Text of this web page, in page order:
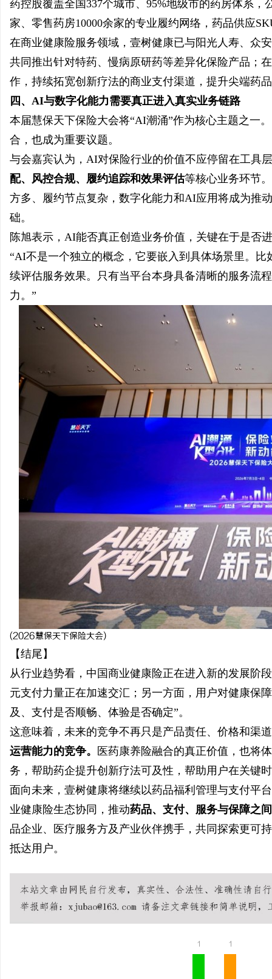
药控股覆盖全国337个城市、95%地级市的药房体系
家、零售药房10000余家的专业履约网络，药品供应
在商业健康险服务领域，壹树健康已与阳光人寿、众
共同推出针对特药、慢病原研药等差异化保险产品；
作，持续拓宽创新疗法的商业支付渠道，提升尖端药
四、AI与数字化能力需要真正进入真实业务链路
本届慧保天下保险大会将“AI潮涌”作为核心主题之一
合，也成为重要议题。
与会嘉宾认为，AI对保险行业的价值不应停留在工具
配、风控合规、履约追踪和效果评估等核心业务环节
方多、履约节点复杂，数字化能力和AI应用将成为推
础。
陈旭表示，AI能否真正创造业务价值，关键在于是否
“AI不是一个独立的概念，它要嵌入到具体场景里。
续评估服务效果。只有当平台本身具备清晰的服务流
力。”
(2026慧保天下保险大会)
【结尾】
从行业趋势看，中国商业健康险正在进入新的发展阶
元支付力量正在加速交汇；另一方面，用户对健康保
及、支付是否顺畅、体验是否确定”。
这意味着，未来的竞争不再只是产品责任、价格和渠
运营能力的竞争。
医药康养险融合的真正价值，也将
务，帮助药企提升创新疗法可及性，帮助用户在关键
面向未来，壹树健康将继续以药品福利管理与支付平
业健康险生态协同，推动药品、支付、服务与保障之
品企业、医疗服务方及产业伙伴携手，共同探索更可
抵达用户。
1 1